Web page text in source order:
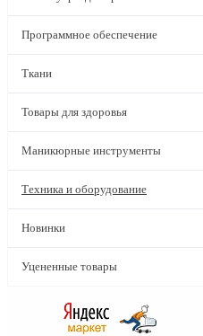
Программное обеспечение
Ткани
Товары для здоровья
Маникюрные инструменты
Техника и оборудование
Новинки
Уцененные товары